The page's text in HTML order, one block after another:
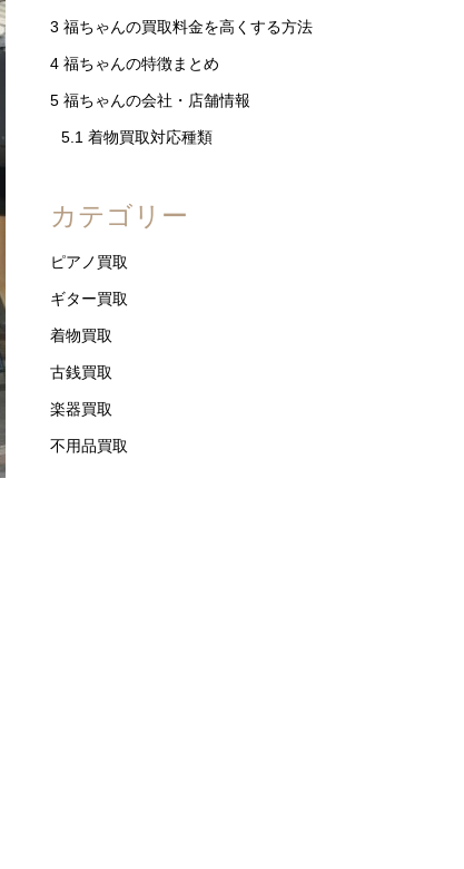
3 福ちゃんの買取料金を高くする方法
4 福ちゃんの特徴まとめ
5 福ちゃんの会社・店舗情報
5.1 着物買取対応種類
カテゴリー
ピアノ買取
ギター買取
着物買取
古銭買取
楽器買取
不用品買取